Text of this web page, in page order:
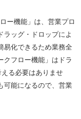
ー機能」は、営業プロ
ラッグ・ドロップによ
易化できるため業務全
クフロー機能」はドラ
る必要はありませ
可能になるので、営業